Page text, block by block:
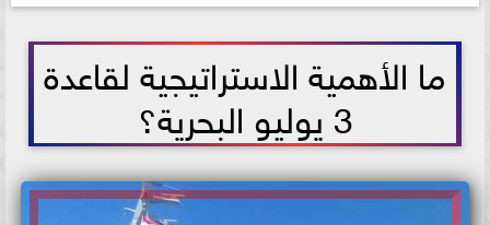
ما الأهمية الاستراتيجية لقاعدة
3 يوليو البحرية؟